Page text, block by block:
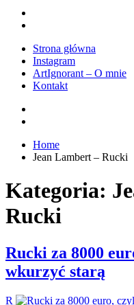
Strona główna
Instagram
ArtIgnorant – O mnie
Kontakt
Home
Jean Lambert – Rucki
Kategoria:
Rucki
Rucki za 8000
wkurzyć starą
R